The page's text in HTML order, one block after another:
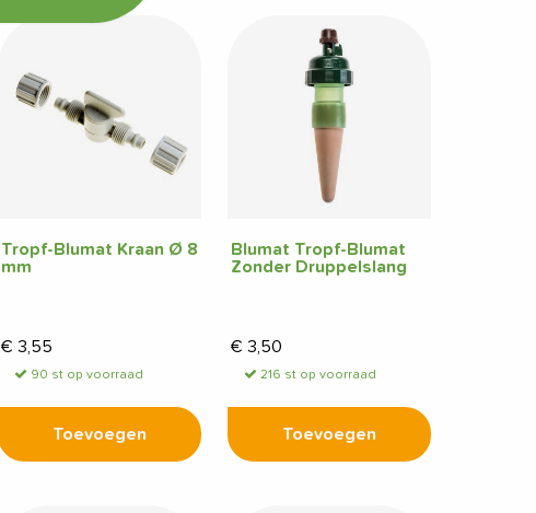
Tropf-Blumat Kraan Ø 8
mm
€ 3,55
90 st op voorraad
Toevoegen
Blumat Tropf-Blumat
Zonder Druppelslang
€ 3,50
216 st op voorraad
Toevoegen